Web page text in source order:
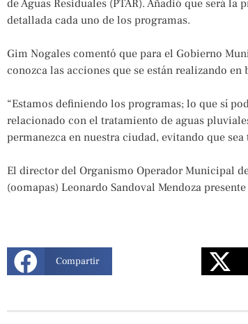
de Aguas Residuales (PTAR). Añadió que será
detallada cada uno de los programas.
Gim Nogales comentó que para el Gobierno
conozca las acciones que se están realizando en
“Estamos definiendo los programas; lo que sí
relacionado con el tratamiento de aguas
permanezca en nuestra ciudad, evitando que
El director del Organismo Operador Municipal
(oomapas) Leonardo Sandoval Mendoza
Compartir